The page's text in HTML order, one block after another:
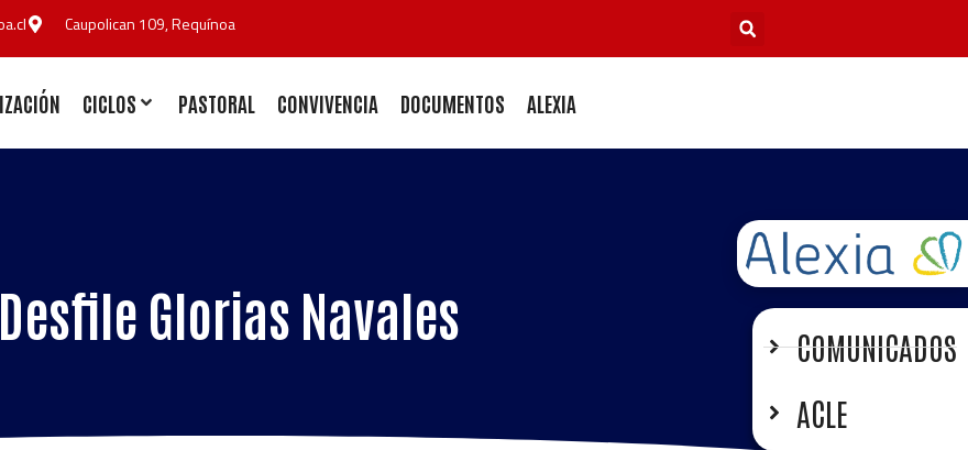
Caupolican 109, Requínoa
CICLOS PASTORAL CONVIVENCIA DOCUMENTOS ALEXIA
COMUNICADOS
ACLE
Desfile Glorias Navales